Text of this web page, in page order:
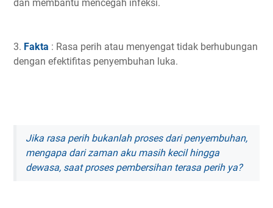
dan membantu mencegah infeksi.
3. Fakta : Rasa perih atau menyengat tidak berhubungan
dengan efektifitas penyembuhan luka.
Jika rasa perih bukanlah proses dari penyembuhan,
mengapa dari zaman aku masih kecil hingga
dewasa, saat proses pembersihan terasa perih ya?